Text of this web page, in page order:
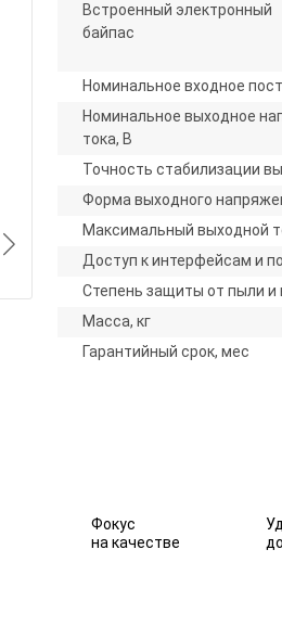
Встроенный электронный
байпас
Номинальное входное
Номинальное выходное
тока, В
Точность стабилизации
Форма выходного
Максимальный выходной
Доступ к интерфейсам и
Степень защиты от пыли и
Масса, кг
Гарантийный срок, мес
Фокус
на качестве